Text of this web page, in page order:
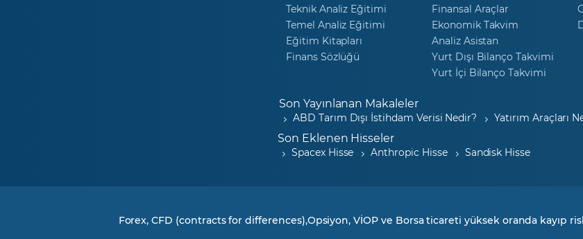
Teknik Analiz Eğitimi
Temel Analiz Eğitimi
Eğitim Kitapları
Finans Sözlüğü
Finansal Araçlar
Ekonomik Takvim
Analiz Asistan
Yurt Dışı Bilanço Takvimi
Yurt İçi Bilanço Takvimi
Son Yayınlanan Makaleler
ABD Tarım Dışı İstihdam Verisi Nedir? Yatırım Araçları
Son Eklenen Hisseler
Spacex Hisse Anthropic Hisse Sandisk Hisse
Forex, CFD (contracts for differences),Opsiyon, VİOP ve Borsa ticareti yüksek oranda kayıp